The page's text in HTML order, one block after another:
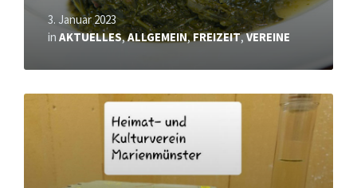
3. Januar 2023
in AKTUELLES,ALLGEMEIN,FREIZEIT,VEREINE
Mehr
erfahren